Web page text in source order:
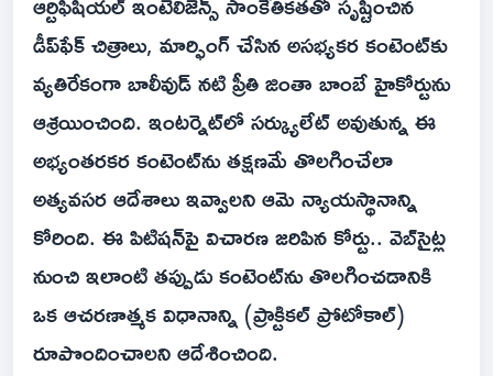
డీప్‌ఫేక్ చిత్రాలు, మార్ఫింగ్ చేసిన అసభ్యకర కంటెంట్‌కు
వ్యతిరేకంగా బాలీవుడ్ నటి ప్రీతి జింతా బాంబే హైకోర్టును
ఆశ్రయించింది. ఇంటర్నెట్‌లో సర్క్యులేట్ అవుతున్న ఈ
అభ్యంతరకర కంటెంట్‌ను తక్షణమే తొలగించేలా
అత్యవసర ఆదేశాలు ఇవ్వాలని ఆమె న్యాయస్థానాన్ని
కోరింది. ఈ పిటిషన్‌పై విచారణ జరిపిన కోర్టు.. వెబ్‌సైట్ల
నుంచి ఇలాంటి తప్పుడు కంటెంట్‌ను తొలగించడానికి
ఒక ఆచరణాత్మక విధానాన్ని (ప్రాక్టికల్ ప్రోటోకాల్‌)
రూపొందించాలని ఆదేశించింది.